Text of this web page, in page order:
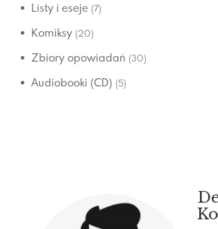
Listy i eseje (7)
Komiksy (20)
Zbiory opowiadań (30)
Audiobooki (CD) (5)